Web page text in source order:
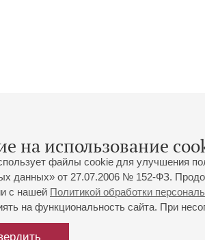
на использование
файлы cookie для улучшения
данных» от 27.07.2006 № 152-ФЗ.
с нашей Политикой обработки
на функциональность сайта. При